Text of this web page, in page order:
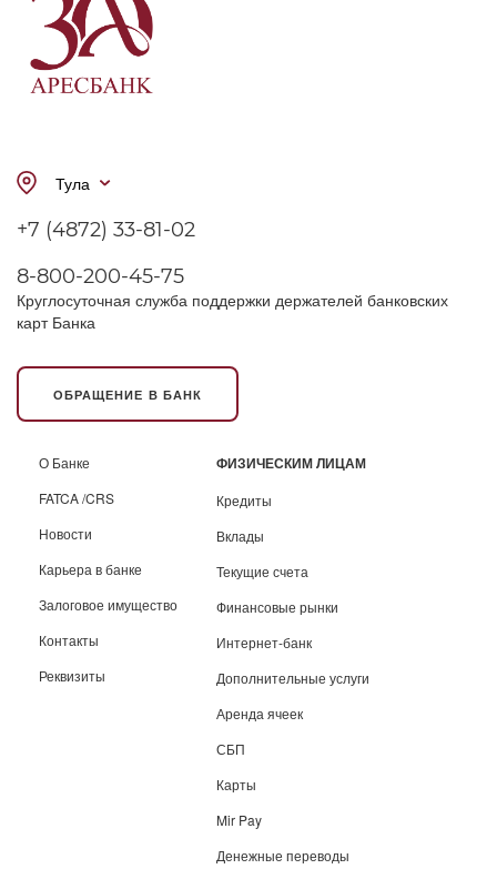
Тула
+7 (4872) 33-81-02
8-800-200-45-75
Круглосуточная служба поддержки держателей банковских
карт Банка
ОБРАЩЕНИЕ В БАНК
О Банке
FATCA /CRS
Новости
Карьера в банке
Залоговое имущество
Контакты
Реквизиты
ФИЗИЧЕСКИМ ЛИЦАМ
Кредиты
Вклады
Текущие счета
Финансовые рынки
Интернет-банк
Дополнительные услуги
Аренда ячеек
СБП
Карты
Mir Pay
Денежные переводы